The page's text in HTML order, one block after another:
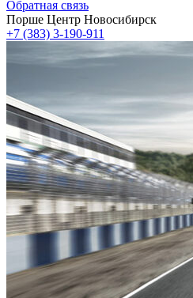
Обратная связь
Порше Центр Новосибирск
+7 (383) 3-190-911